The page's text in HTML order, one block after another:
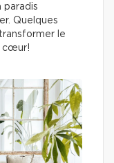
paradis
Quelques
le
cœur!